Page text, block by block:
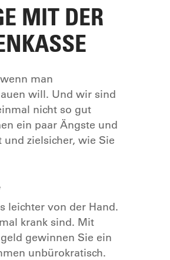
DER V
man
will. Und wir sind
nicht so gut
ein paar Ängste und
zielsicher, wie Sie
leichter von der Hand.
krank sind. Mit
gewinnen Sie ein
unbürokratisch.